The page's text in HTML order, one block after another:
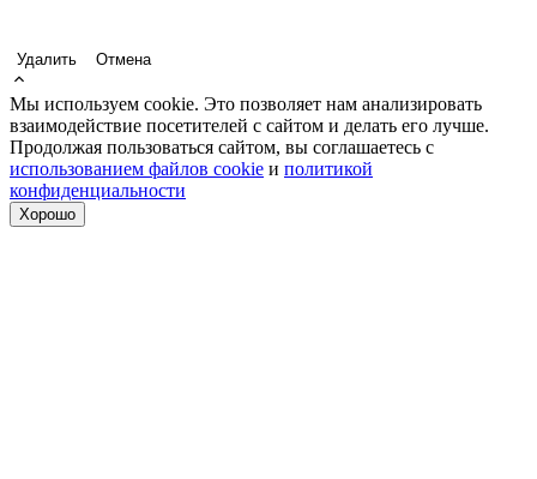
Удалить Отмена
Мы используем cookie. Это позволяет нам анализировать
взаимодействие посетителей с сайтом и делать его лучше.
Продолжая пользоваться сайтом, вы соглашаетесь с
использованием файлов cookie и политикой
конфиденциальности
Хорошо